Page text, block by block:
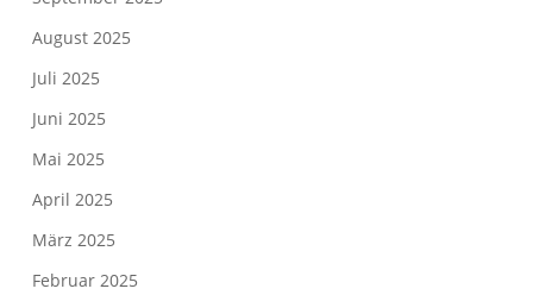
August 2025
Juli 2025
Juni 2025
Mai 2025
April 2025
März 2025
Februar 2025